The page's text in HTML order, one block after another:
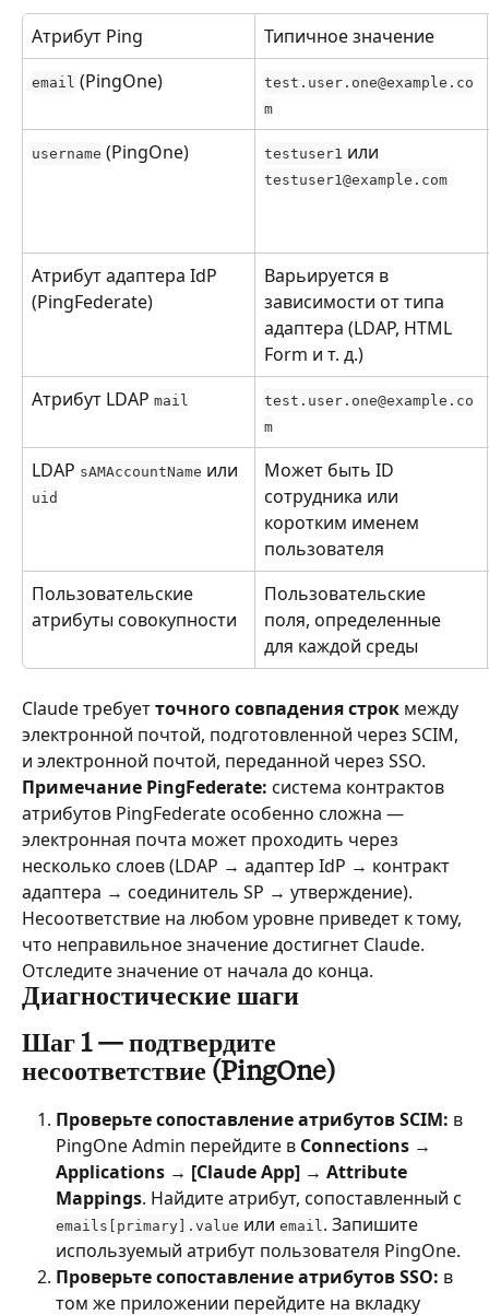
Атрибут Ping Типичное значение
email (PingOne)
test.user.one@example.co
m
username (PingOne) testuser1 или
testuser1@example.com
Атрибут адаптера IdP
(PingFederate)
Варьируется в
зависимости от типа
адаптера (LDAP, HTML
Form и т. д.)
Атрибут LDAP mail
test.user.one@example.co
m
LDAP sAMAccountName или
uid
Может быть ID
сотрудника или
коротким именем
пользователя
Пользовательские
атрибуты совокупности
Пользовательские
поля, определенные
для каждой среды
Claude требует точного совпадения строк между
электронной почтой, подготовленной через SCIM,
и электронной почтой, переданной через SSO.
Примечание PingFederate: система контрактов
атрибутов PingFederate особенно сложна —
электронная почта может проходить через
несколько слоев (LDAP → адаптер IdP → контракт
адаптера → соединитель SP → утверждение).
Несоответствие на любом уровне приведет к тому,
что неправильное значение достигнет Claude.
Отследите значение от начала до конца.
Диагностические шаги
Шаг 1 — подтвердите
несоответствие (PingOne)
Проверьте сопоставление атрибутов SCIM: в
PingOne Admin перейдите в Connections →
Applications → [Claude App] → Attribute
Mappings. Найдите атрибут, сопоставленный с
emails[primary].value или email. Запишите
используемый атрибут пользователя PingOne.
Проверьте сопоставление атрибутов SSO: в
том же приложении перейдите на вкладку